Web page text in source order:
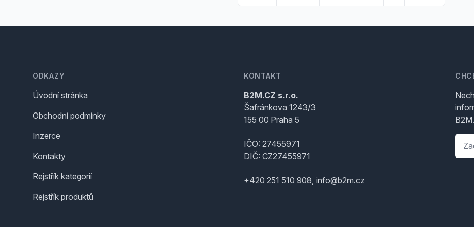
ODKAZY
Úvodní stránka
Obchodní podmínky
Inzerce
Kontakty
Rejstřík kategorií
Rejstřík produktů
KONTAKT
B2M.CZ s.r.o.
Šafránkova 1243/3
155 00 Praha 5
IČO: 27455971
DIČ: CZ27455971
+420 251 510 908, info@b2m.cz
B2M.